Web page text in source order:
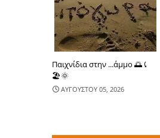
Παιχνίδια στην ...άμμο 🌅⤹
🏖🌞
ΑΥΓΟΥΣΤΟΥ 05, 2026